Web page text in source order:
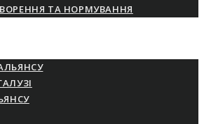
ТА НОРМУВАННЯ